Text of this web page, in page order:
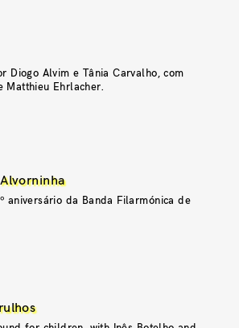
Diogo Alvim e Tânia Carvalho, com
Matthieu Ehrlacher.
aniversário da Banda Filarmónica de